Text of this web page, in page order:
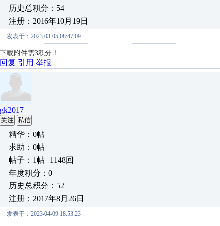
历史总积分：54
注册：2016年10月19日
发表于：2023-03-05 08:47:09
下载附件需3积分！
回复 引用 举报
gk2017
关注 私信
精华：0帖
求助：0帖
帖子：1帖 | 1148回
年度积分：0
历史总积分：52
注册：2017年8月26日
发表于：2023-04-09 18:53:23